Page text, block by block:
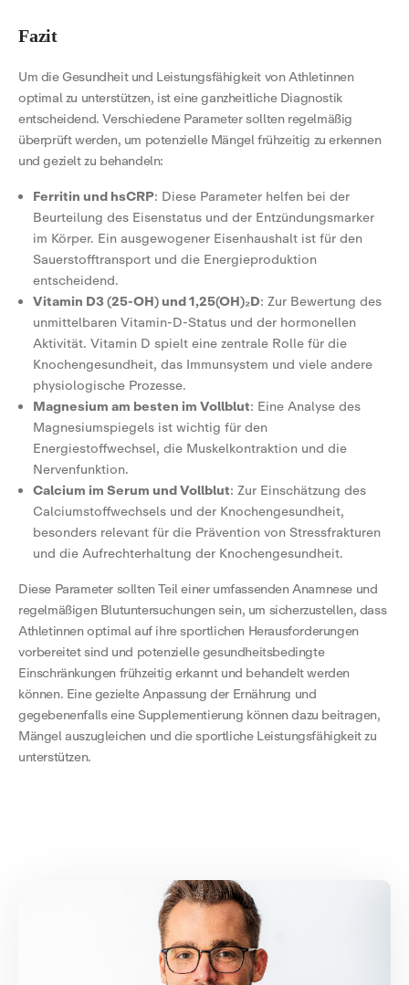
Fazit
Um die Gesundheit und Leistungsfähigkeit von Athletinnen
optimal zu unterstützen, ist eine ganzheitliche Diagnostik
entscheidend. Verschiedene Parameter sollten regelmäßig
überprüft werden, um potenzielle Mängel frühzeitig zu erkennen
und gezielt zu behandeln:
Ferritin und hsCRP: Diese Parameter helfen bei der
Beurteilung des Eisenstatus und der Entzündungsmarker
im Körper. Ein ausgewogener Eisenhaushalt ist für den
Sauerstofftransport und die Energieproduktion
entscheidend.
Vitamin D3 (25-OH) und 1,25(OH)₂D: Zur Bewertung des
unmittelbaren Vitamin-D-Status und der hormonellen
Aktivität. Vitamin D spielt eine zentrale Rolle für die
Knochengesundheit, das Immunsystem und viele andere
physiologische Prozesse.
Magnesium am besten im Vollblut: Eine Analyse des
Magnesiumspiegels ist wichtig für den
Energiestoffwechsel, die Muskelkontraktion und die
Nervenfunktion.
Calcium im Serum und Vollblut: Zur Einschätzung des
Calciumstoffwechsels und der Knochengesundheit,
besonders relevant für die Prävention von Stressfrakturen
und die Aufrechterhaltung der Knochengesundheit.
Diese Parameter sollten Teil einer umfassenden Anamnese und
regelmäßigen Blutuntersuchungen sein, um sicherzustellen, dass
Athletinnen optimal auf ihre sportlichen Herausforderungen
vorbereitet sind und potenzielle gesundheitsbedingte
Einschränkungen frühzeitig erkannt und behandelt werden
können. Eine gezielte Anpassung der Ernährung und
gegebenenfalls eine Supplementierung können dazu beitragen,
Mängel auszugleichen und die sportliche Leistungsfähigkeit zu
unterstützen.